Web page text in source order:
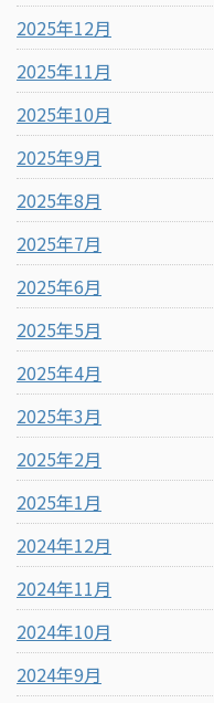
2025年12月
2025年11月
2025年10月
2025年9月
2025年8月
2025年7月
2025年6月
2025年5月
2025年4月
2025年3月
2025年2月
2025年1月
2024年12月
2024年11月
2024年10月
2024年9月